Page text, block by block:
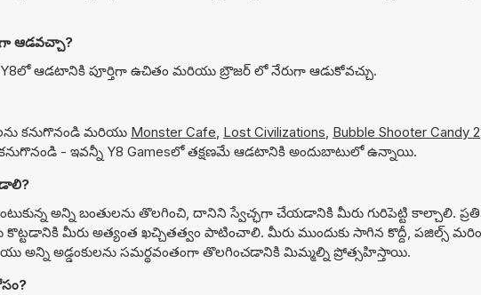
ఆడవచ్చా?
Y8లో ఆడటానికి పూర్తిగా ఉచితం మరియు బ్రౌజర్ లో నేరుగా ఆడుకోవచ్చు.
కనుగొనండి మరియు Monster Cafe, Lost Civilizations, Bubble Shooter Candy 2
కనుగొనండి - ఇవన్నీ Y8 Gamesలో తక్షణమే ఆడటానికి అందుబాటులో ఉన్నాయి.
అంటుకున్న అన్ని బంతులను తొలగించి, దానిని స్వేచ్ఛగా చేయడానికి మీరు గురిపెట్టి కాల్చాలి.
కొట్టడానికి మీరు అత్యంత ఖచ్చితత్వం పాటించాలి. మీరు ముందుకు సాగిన కొద్దీ, పజిల్స్
అడ్డంకులను సమర్థవంతంగా తొలగించడానికి మిమ్మల్ని ప్రోత్సహిస్తాయి.